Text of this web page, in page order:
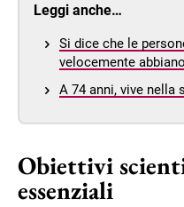
Leggi anche…
Si dice che le
velocemente
A 74 anni, vive nella
Obiettivi
essenziali